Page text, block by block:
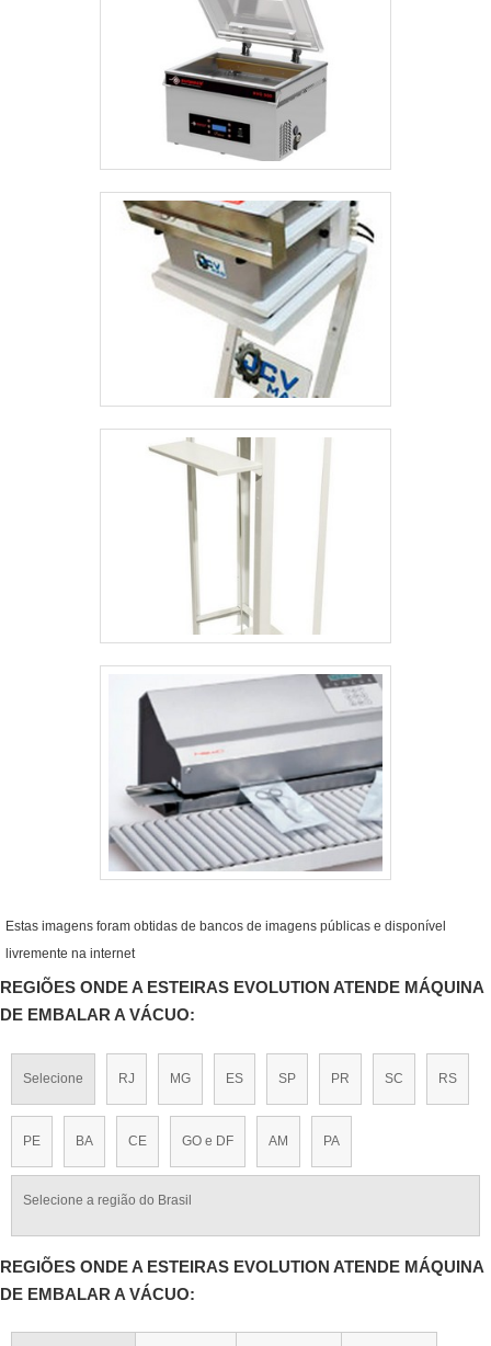
Estas imagens foram obtidas de bancos de imagens públicas e disponível
livremente na internet
REGIÕES ONDE A ESTEIRAS EVOLUTION ATENDE MÁQUINA
DE EMBALAR A VÁCUO:
Selecione RJ MG ES SP PR SC RS
PE BA CE GO e DF AM PA
Selecione a região do Brasil
REGIÕES ONDE A ESTEIRAS EVOLUTION ATENDE MÁQUINA
DE EMBALAR A VÁCUO: